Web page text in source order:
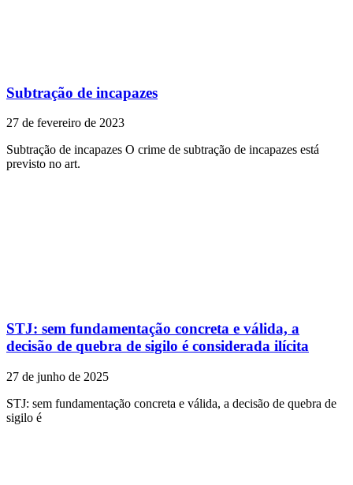
Subtração de incapazes
27 de fevereiro de 2023
Subtração de incapazes O crime de subtração de incapazes está
previsto no art.
STJ: sem fundamentação concreta e válida, a
decisão de quebra de sigilo é considerada ilícita
27 de junho de 2025
STJ: sem fundamentação concreta e válida, a decisão de quebra de
sigilo é